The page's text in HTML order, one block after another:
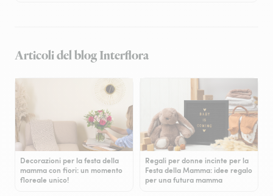
Articoli del blog Interflora
Decorazioni per la festa della
mamma con fiori: un momento
floreale unico!
Regali per donne incinte per la
Festa della Mamma: idee regalo
per una futura mamma